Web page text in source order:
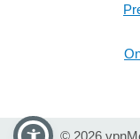
© 2026